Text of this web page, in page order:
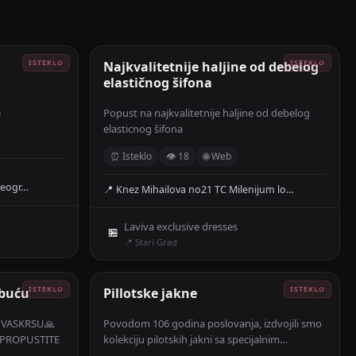
🤍
Najkvalitetnije haljine od debelog
elastičnog šifona
🤍
Popust na najkvalitetnije haljine od debelog
elasticnog šifona
⏰ Isteklo 👁 18 🌐 Web
📍 Knez Mihailova no21 TC Milenijum lo…
🏪 Laviva exclusive dresses
📍 Stari Grad
🤍 Pillotske jakne 🤍
Povodom 106 godina poslovanja, izdvojili smo
kolekciju pilotskih jakni sa specijalnim